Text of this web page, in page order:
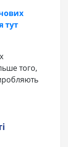
тут
того,